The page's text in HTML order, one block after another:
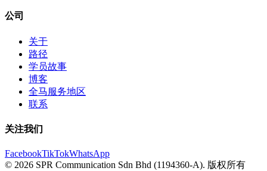
公司
关于
路径
学员故事
博客
全马服务地区
联系
关注我们
FacebookTikTokWhatsApp
© 2026 SPR Communication Sdn Bhd (1194360-A). 版权所有